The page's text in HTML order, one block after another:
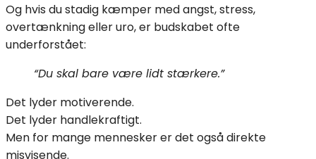
Og hvis du stadig kæmper med angst, stress,
overtænkning eller uro, er budskabet ofte
underforstået:
“Du skal bare være lidt stærkere.”
Det lyder motiverende.
Det lyder handlekraftigt.
Men for mange mennesker er det også direkte
misvisende.